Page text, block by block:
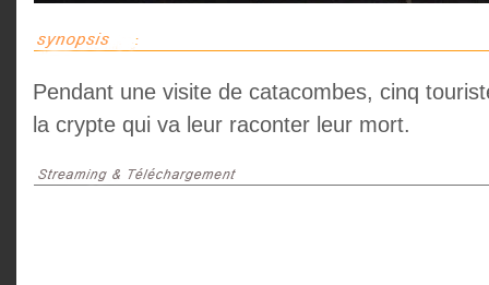
Pendant une visite de catacombes, cinq
la crypte qui va leur raconter leur mort.